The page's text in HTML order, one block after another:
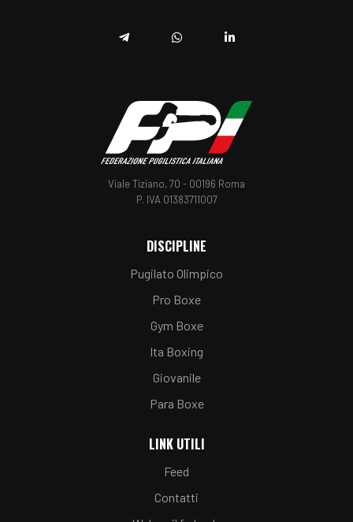
Viale Tiziano, 70 - 00196 Roma
P. IVA 01383711007
DISCIPLINE
Pugilato Olimpico
Pro Boxe
Gym Boxe
Ita Boxing
Giovanile
Para Boxe
LINK UTILI
Feed
Contatti